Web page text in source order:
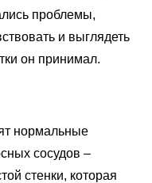
проблемы,
и выглядеть
он принимал.
нормальные
сосудов –
стенки, которая